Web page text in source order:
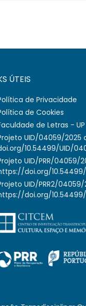
ÚTEIS
de Privacidade
de Cookies
de Letras - UP
UID/04059/
10.54499/UID/
UID/PRR/
doi.org/
UID/PRR2/
doi.org/